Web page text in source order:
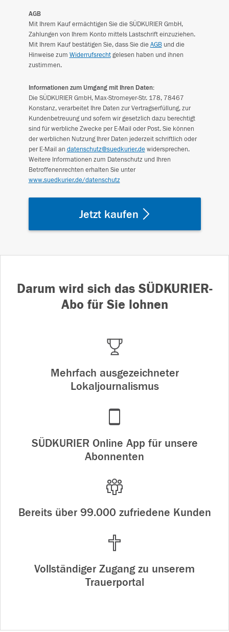
AGB
Mit Ihrem Kauf ermächtigen Sie die SÜDKURIER GmbH,
Zahlungen von Ihrem Konto mittels Lastschrift einzuziehen.
Mit Ihrem Kauf bestätigen Sie, dass Sie dieAGBund die
Hinweise zum Widerrufsrechtgelesen haben und ihnen
zustimmen.
Informationen zum Umgang mit Ihren Daten:
Die SÜDKURIER GmbH, Max-Stromeyer-Str. 178, 78467
Konstanz, verarbeitet Ihre Daten zur Vertragserfüllung, zur
Kundenbetreuung und sofern wir gesetzlich dazu berechtigt
sind für werbliche Zwecke per E-Mail oder Post. Sie können
der werblichen Nutzung Ihrer Daten jederzeit schriftlich oder
per E-Mail an datenschutz@suedkurier.dewidersprechen.
Weitere Informationen zum Datenschutz und Ihren
Betroffenenrechten erhalten Sie unter
www.suedkurier.de/datenschutz
Jetzt kaufen
Darum wird sich das SÜDKURIER-
Abo für Sie lohnen
Mehrfach ausgezeichneter
Lokaljournalismus
SÜDKURIER Online App für unsere
Abonnenten
Bereits über 99.000 zufriedene Kunden
Vollständiger Zugang zu unserem
Trauerportal